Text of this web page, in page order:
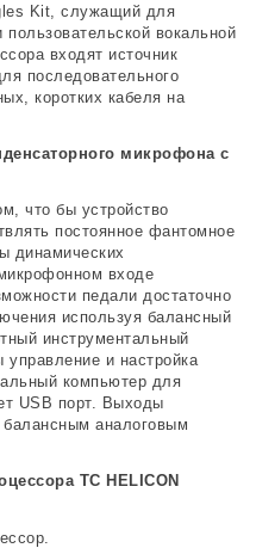
Kit, служащий для
вокальной
входят источник
последовательного
коротких кабеля на
микрофона с
что бы устройство
постоянное фантомное
динамических
входе
педали достаточно
используя балансный
инструментальный
и настройка
компьютер для
USB порт. Выходы
аналоговым
TC HELICON